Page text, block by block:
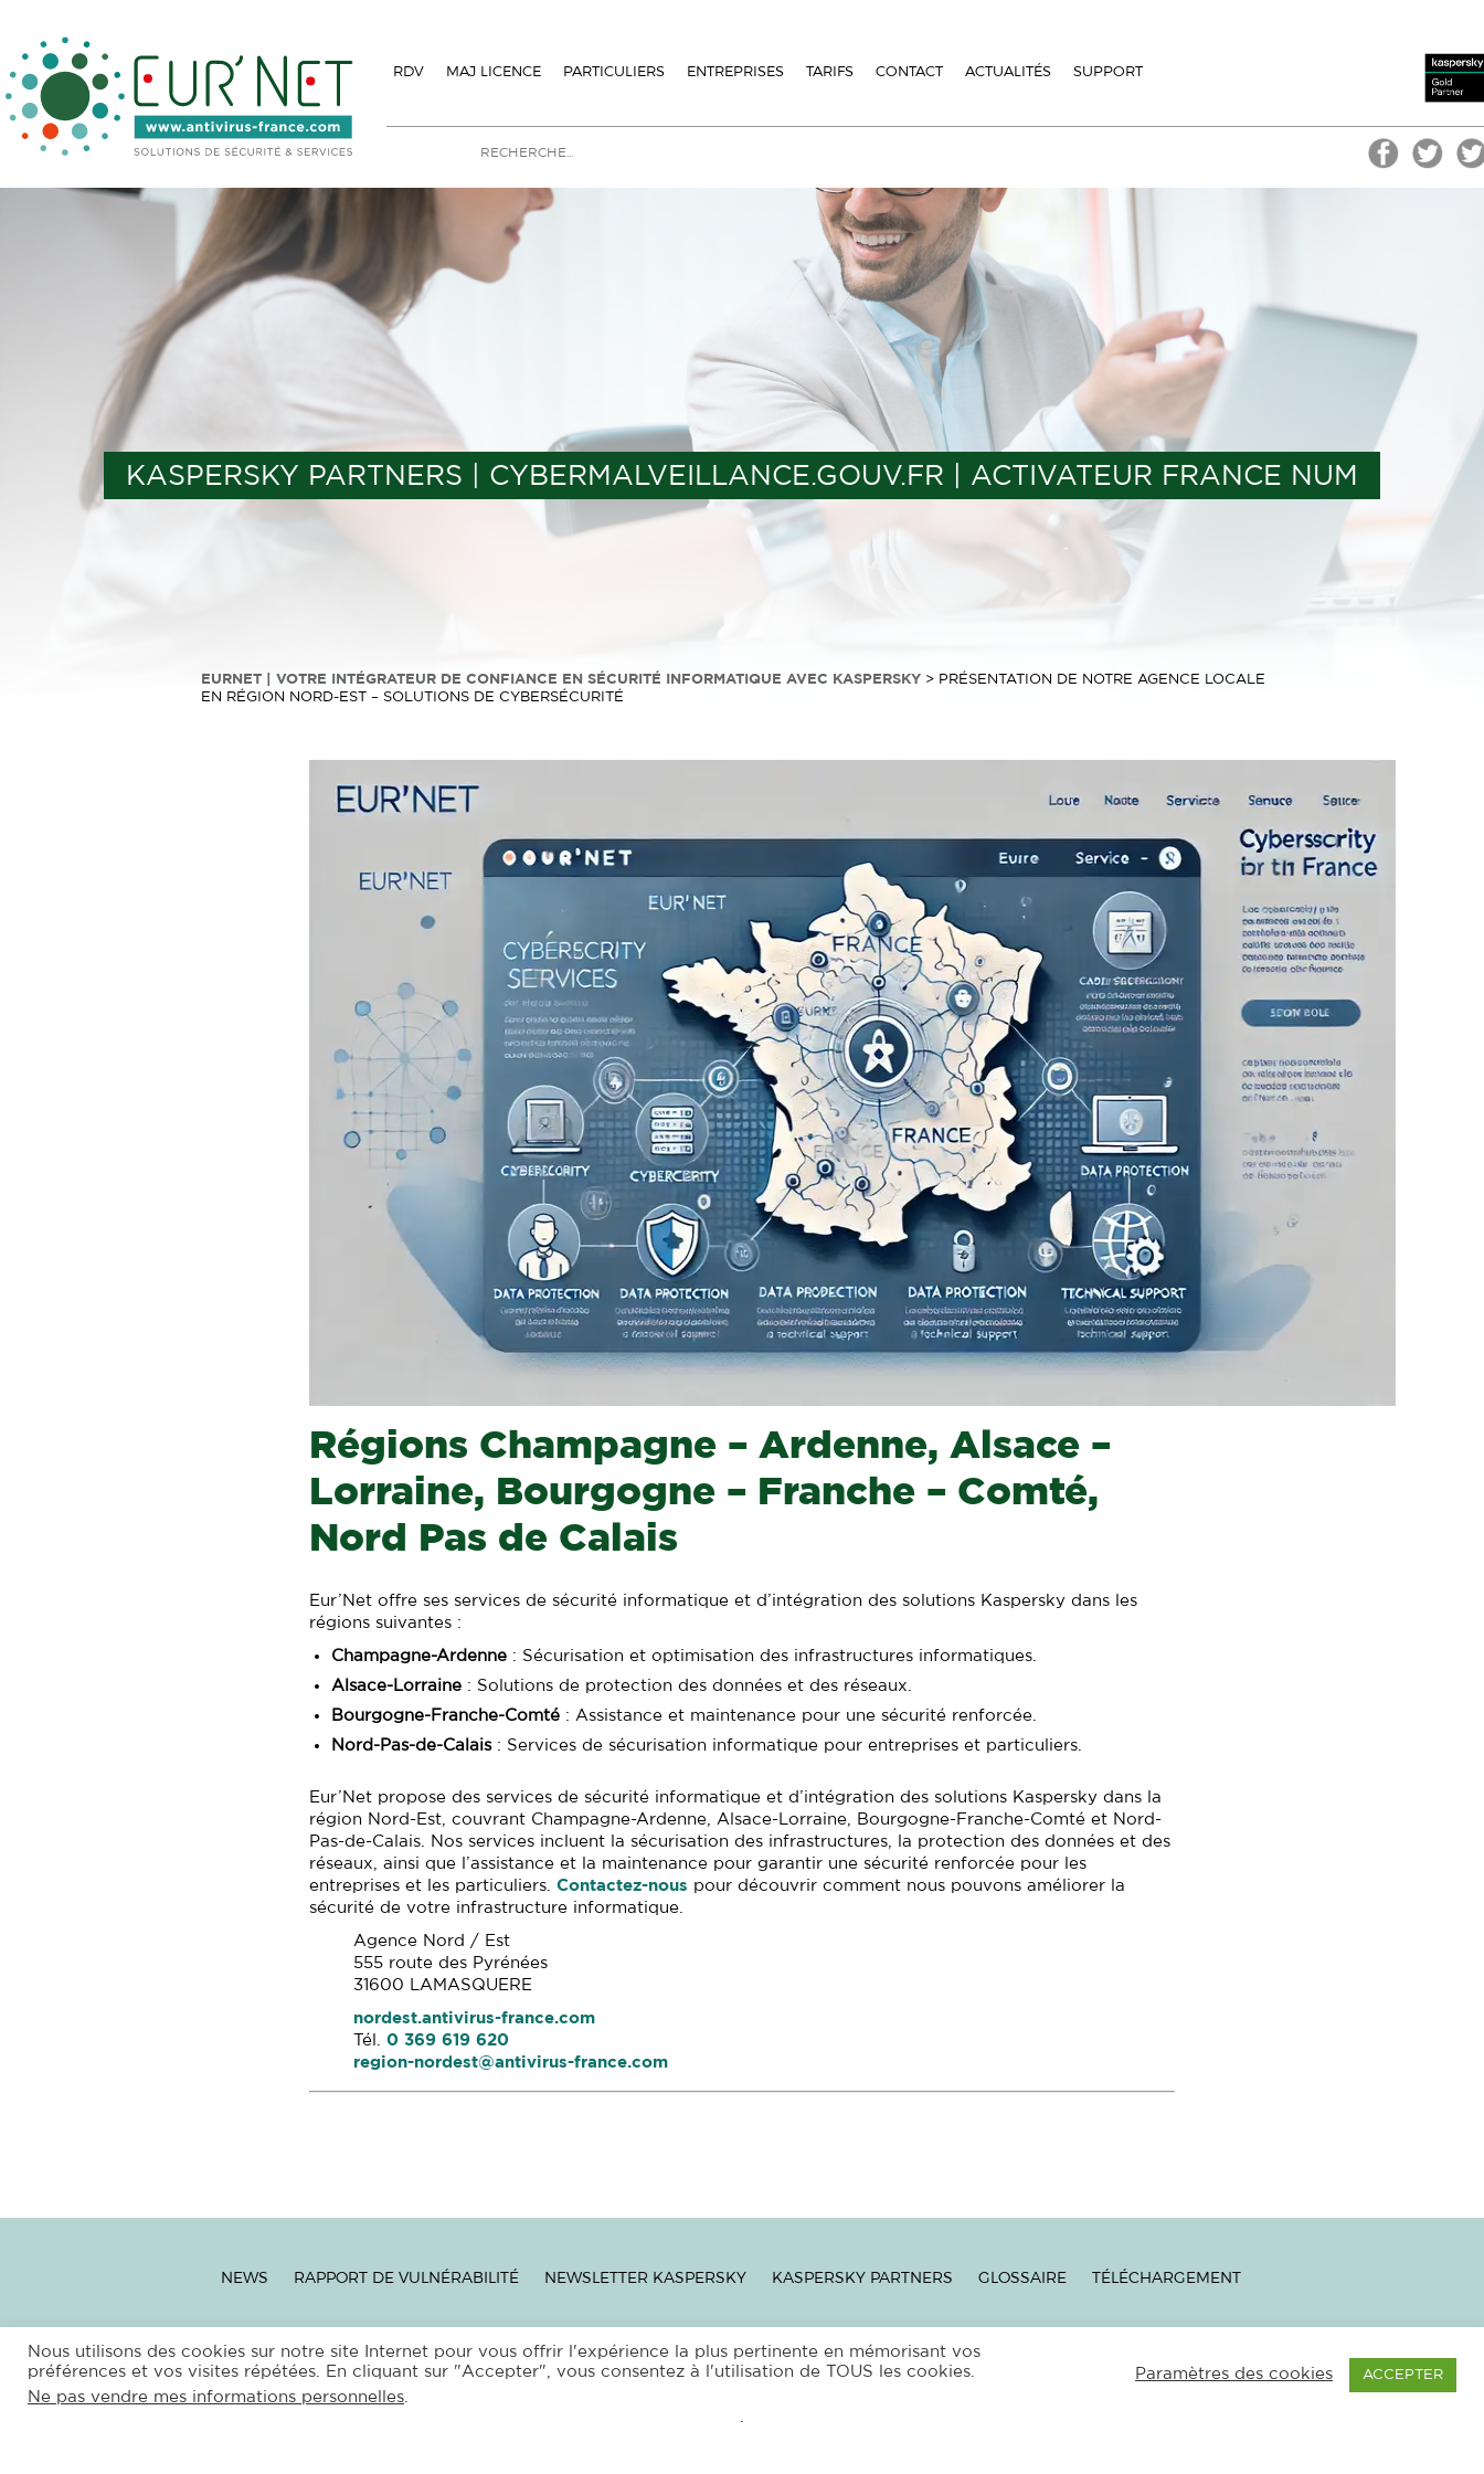
RDV MAJ LICENCE PARTICULIERS ENTREPRISES TARIFS CONTACT ACTUALITÉS SUPPORT
KASPERSKY PARTNERS | CYBERMALVEILLANCE.GOUV.FR | ACTIVATEUR FRANCE NUM
EURNET | VOTRE INTÉGRATEUR DE CONFIANCE EN SÉCURITÉ INFORMATIQUE AVEC KASPERSKY > PRÉSENTATION DE NOTRE AGENCE LOCALE
EN RÉGION NORD-EST – SOLUTIONS DE CYBERSÉCURITÉ
Régions Champagne – Ardenne, Alsace –
Lorraine, Bourgogne – Franche – Comté,
Nord Pas de Calais
Eur’Net offre ses services de sécurité informatique et d’intégration des solutions Kaspersky dans les
régions suivantes :
Champagne-Ardenne : Sécurisation et optimisation des infrastructures informatiques.
Alsace-Lorraine : Solutions de protection des données et des réseaux.
Bourgogne-Franche-Comté : Assistance et maintenance pour une sécurité renforcée.
Nord-Pas-de-Calais: Services de sécurisation informatique pour entreprises et particuliers.
Eur’Net propose des services de sécurité informatique et d’intégration des solutions Kaspersky dans la
région Nord-Est, couvrant Champagne-Ardenne, Alsace-Lorraine, Bourgogne-Franche-Comté et Nord-
Pas-de-Calais. Nos services incluent la sécurisation des infrastructures, la protection des données et des
réseaux, ainsi que l’assistance et la maintenance pour garantir une sécurité renforcée pour les
entreprises et les particuliers. Contactez-nous pour découvrir comment nous pouvons améliorer la
sécurité de votre infrastructure informatique.
Agence Nord / Est
555 route des Pyrénées
31600 LAMASQUERE
nordest.antivirus-france.com
Tél. 0 369 619 620
region-nordest@antivirus-france.com
NEWS RAPPORT DE VULNÉRABILITÉ NEWSLETTER KASPERSKY KASPERSKY PARTNERS GLOSSAIRE TÉLÉCHARGEMENT
PROTECTION DES DONNÉES PERSONNELLES MENTIONS LÉGALES
Nous utilisons des cookies sur notre site Internet pour vous offrir l'expérience la plus pertinente en mémorisant vos
préférences et vos visites répétées. En cliquant sur "Accepter", vous consentez à l'utilisation de TOUS les cookies.
Ne pas vendre mes informations personnelles
Paramètres des cookies ACCEPTER
.